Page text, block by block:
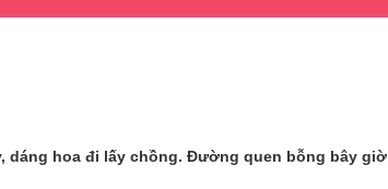
dáng hoa đi lấy chồng. Đường quen bỗng bây giờ